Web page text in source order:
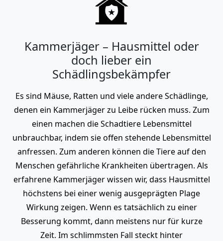
Kammerjäger – Hausmittel oder
doch lieber ein
Schädlingsbekämpfer
Es sind Mäuse, Ratten und viele andere Schädlinge,
denen ein Kammerjäger zu Leibe rücken muss. Zum
einen machen die Schadtiere Lebensmittel
unbrauchbar, indem sie offen stehende Lebensmittel
anfressen. Zum anderen können die Tiere auf den
Menschen gefährliche Krankheiten übertragen. Als
erfahrene Kammerjäger wissen wir, dass Hausmittel
höchstens bei einer wenig ausgeprägten Plage
Wirkung zeigen. Wenn es tatsächlich zu einer
Besserung kommt, dann meistens nur für kurze
Zeit. Im schlimmsten Fall steckt hinter